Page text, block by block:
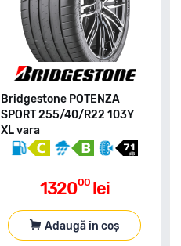
Bridgestone POTENZA
SPORT 255/40/R22 103Y
XL vara
132000 lei
Adaugă în coș